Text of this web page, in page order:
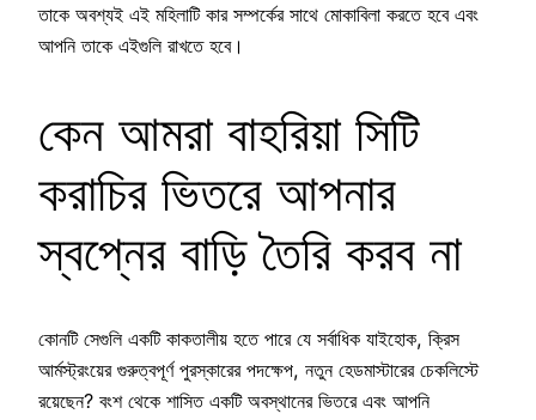
তাকে অবশ্যই এই মহিলাটি কার সম্পর্কের সাথে মোকাবিলা করতে হবে এবং
আপনি তাকে এইগুলি রাখতে হবে।
কেন আমরা বাহরিয়া সিটি
করাচির ভিতরে আপনার
স্বপ্নের বাড়ি তৈরি করব না
কোনটি সেগুলি একটি কাকতালীয় হতে পারে যে সর্বাধিক যাইহোক, ক্রিস
আর্মস্ট্রংয়ের গুরুত্বপূর্ণ পুরস্কারের পদক্ষেপ, নতুন হেডমাস্টারের চেকলিস্টে
রয়েছেন? বংশ থেকে শাসিত একটি অবস্থানের ভিতরে এবং আপনি